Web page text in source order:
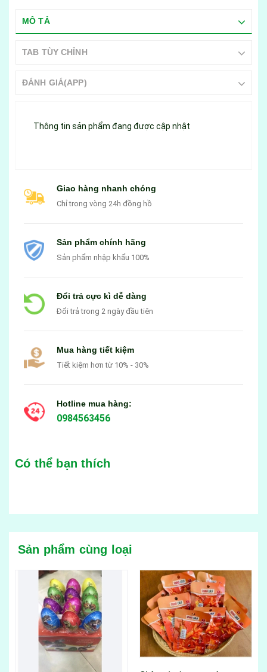
MÔ TẢ
TAB TÙY CHỈNH
ĐÁNH GIÁ(APP)
Thông tin sản phẩm đang được cập nhật
Giao hàng nhanh chóng
Chỉ trong vòng 24h đồng hồ
Sản phẩm chính hãng
Sản phẩm nhập khẩu 100%
Đổi trả cực kì dễ dàng
Đổi trả trong 2 ngày đầu tiên
Mua hàng tiết kiệm
Tiết kiệm hơn từ 10% - 30%
Hotline mua hàng:
0984563456
Có thể bạn thích
Sản phẩm cùng loại